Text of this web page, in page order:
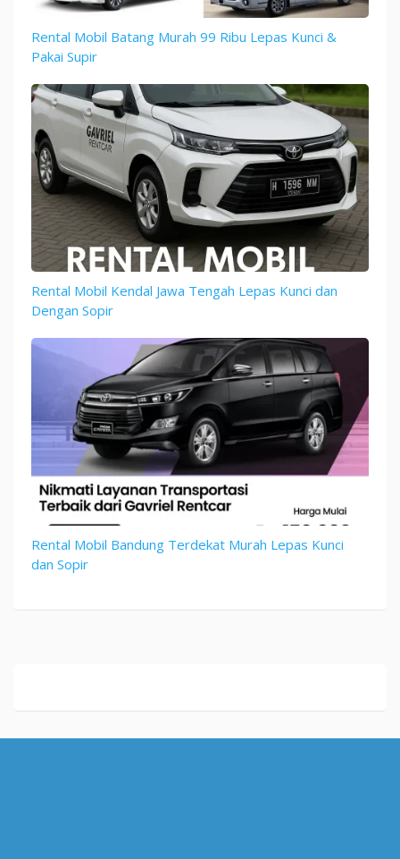
Rental Mobil Batang Murah 99 Ribu Lepas Kunci &
Pakai Supir
Rental Mobil Kendal Jawa Tengah Lepas Kunci dan
Dengan Sopir
Rental Mobil Bandung Terdekat Murah Lepas Kunci
dan Sopir